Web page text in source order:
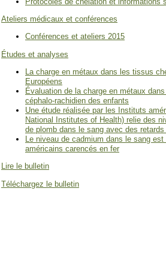
Ateliers médicaux et conférences
Conférences et ateliers 2015
Études et analyses
La charge en métaux dans les tissus
Européens
Évaluation de la charge en métaux
céphalo-rachidien des enfants
Une étude réalisée par les Instituts
National Institutes of Health) relie des
de plomb dans le sang avec des
Le niveau de cadmium dans le sang
américains carencés en fer
Lire le bulletin
Téléchargez le bulletin